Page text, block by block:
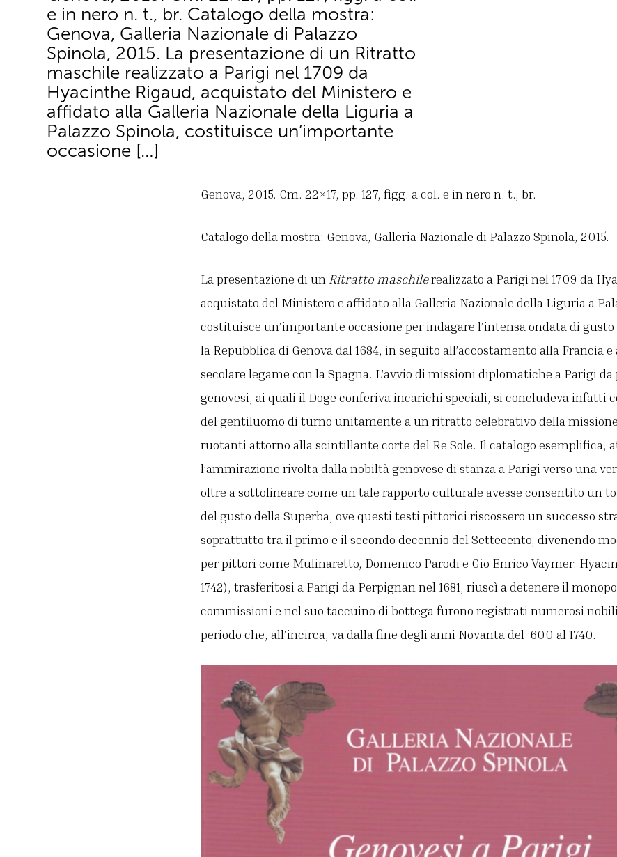
e in nero n. t., br. Catalogo della mostra:
Genova, Galleria Nazionale di Palazzo
Spinola, 2015. La presentazione di un Ritratto
maschile realizzato a Parigi nel 1709 da
Hyacinthe Rigaud, acquistato del Ministero e
affidato alla Galleria Nazionale della Liguria a
Palazzo Spinola, costituisce un’importante
occasione […]
Genova, 2015. Cm. 22×17, pp. 127, figg. a col. e in nero n. t., br.
Catalogo della mostra: Genova, Galleria Nazionale di Palazzo Spinola, 2015.
La presentazione di un Ritratto maschilerealizzato a Parigi nel 1709 da
acquistato del Ministero e affidato alla Galleria Nazionale della Liguria a
costituisce un’importante occasione per indagare l’intensa ondata di
la Repubblica di Genova dal 1684, in seguito all’accostamento alla Francia
secolare legame con la Spagna. L’avvio di missioni diplomatiche a Parigi
genovesi, ai quali il Doge conferiva incarichi speciali, si concludeva infatti
del gentiluomo di turno unitamente a un ritratto celebrativo della
ruotanti attorno alla scintillante corte del Re Sole. Il catalogo esemplifica,
l’ammirazione rivolta dalla nobiltà genovese di stanza a Parigi verso una
oltre a sottolineare come un tale rapporto culturale avesse consentito un
del gusto della Superba, ove questi testi pittorici riscossero un successo
soprattutto tra il primo e il secondo decennio del Settecento, divenendo
per pittori come Mulinaretto, Domenico Parodi e Gio Enrico Vaymer.
1742), trasferitosi a Parigi da Perpignan nel 1681, riuscì a detenere il
commissioni e nel suo taccuino di bottega furono registrati numerosi
periodo che, all’incirca, va dalla fine degli anni Novanta del ’600 al 1740.